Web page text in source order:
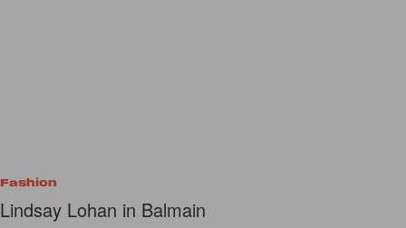
Fashion
Lindsay Lohan in Balmain